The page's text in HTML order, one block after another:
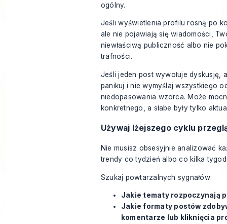
ogólny.
Jeśli wyświetlenia profilu rosną po
ale nie pojawiają się wiadomości,
niewłaściwą publiczność albo nie
trafności.
Jeśli jeden post wywołuje dyskusję,
panikuj i nie wymyślaj wszystkiego
niedopasowania wzorca. Może
konkretnego, a słabe były tylko
Używaj lżejszego cyklu
Nie musisz obsesyjnie analizować
trendy co tydzień albo co kilka
Szukaj powtarzalnych sygnałów:
Jakie tematy rozpoczynają
Jakie formaty postów
komentarze lub kliknięcia